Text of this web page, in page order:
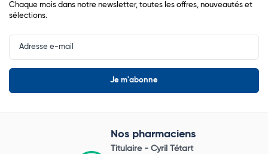
Chaque mois dans notre newsletter, toutes les offres, nouveautés et
sélections.
Input
Newsletter
Nos pharmaciens
Titulaire - Cyril Tétart